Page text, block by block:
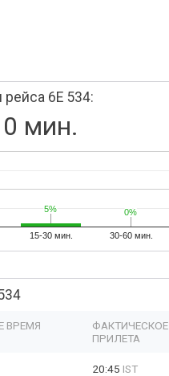
6E 534:
0 мин.
15-30 мин. 30-60 мин.
5%
5% 0%
0%
ВРЕМЯ
ПРИЛЕТА
20:45 IST